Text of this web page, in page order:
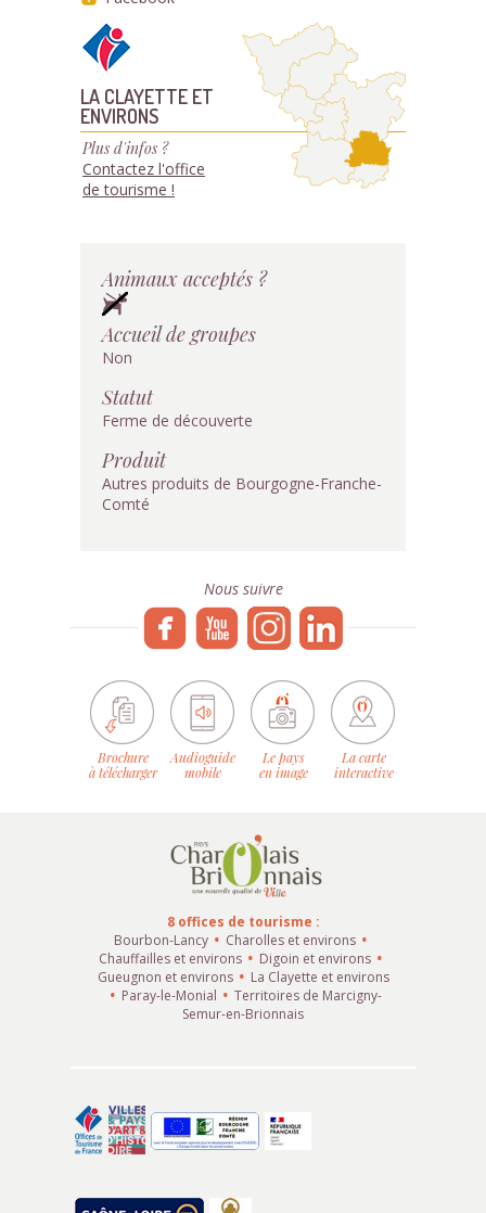
LA CLAYETTE ET
ENVIRONS
Plus d'infos ?
Contactez l'office
de tourisme !
Animaux acceptés ?
Accueil de groupes
Non
Statut
Ferme de découverte
Produit
Autres produits de Bourgogne-Franche-
Comté
Nous suivre
Brochure
à télécharger
Audioguide
mobile
Le pays
en image
La carte
interactive
8 offices de tourisme :
Bourbon-Lancy
Charolles et environs
Chauffailles et environs
Digoin et environs
Gueugnon et environs
La Clayette et environs
Paray-le-Monial
Territoires de Marcigny-
Semur-en-Brionnais